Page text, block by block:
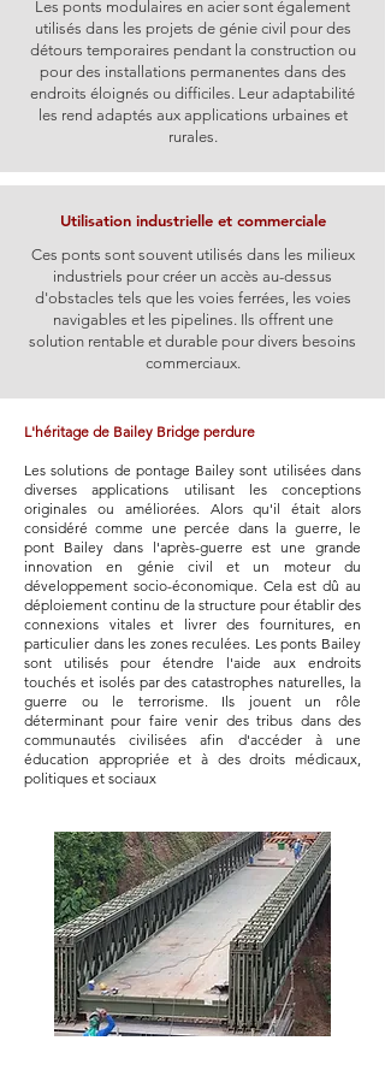
Les ponts modulaires en acier sont également
utilisés dans les projets de génie civil pour des
détours temporaires pendant la construction ou
pour des installations permanentes dans des
endroits éloignés ou difficiles. Leur adaptabilité
les rend adaptés aux applications urbaines et
rurales.
Utilisation industrielle et commerciale
Ces ponts sont souvent utilisés dans les milieux
industriels pour créer un accès au-dessus
d'obstacles tels que les voies ferrées, les voies
navigables et les pipelines. Ils offrent une
solution rentable et durable pour divers besoins
commerciaux.
L'héritage de Bailey Bridge perdure
Les solutions de pontage Bailey sont utilisées dans
diverses applications utilisant les conceptions
originales ou améliorées. Alors qu'il était alors
considéré comme une percée dans la guerre, le
pont Bailey dans l'après-guerre est une grande
innovation en génie civil et un moteur du
développement socio-économique. Cela est dû au
déploiement continu de la structure pour établir des
connexions vitales et livrer des fournitures, en
particulier dans les zones reculées. Les ponts Bailey
sont utilisés pour étendre l'aide aux endroits
touchés et isolés par des catastrophes naturelles, la
guerre ou le terrorisme. Ils jouent un rôle
déterminant pour faire venir des tribus dans des
communautés civilisées afin d'accéder à une
éducation appropriée et à des droits médicaux,
politiques et sociaux